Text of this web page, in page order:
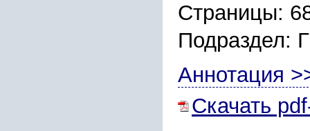
Страницы:
Аннотация
Скачать